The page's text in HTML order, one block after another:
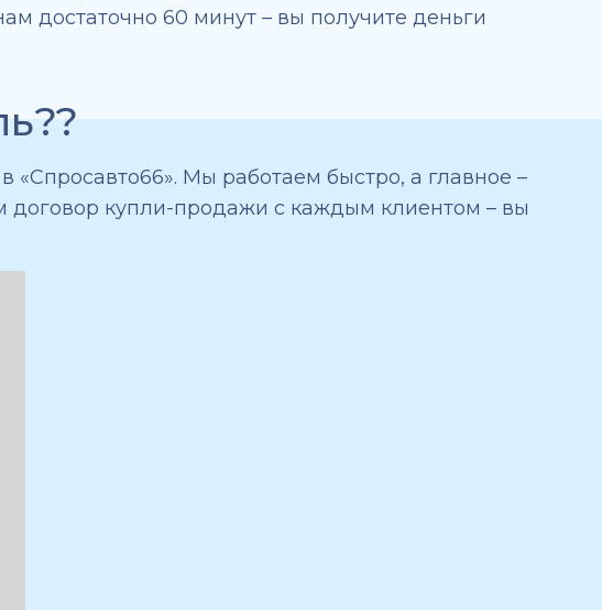
достаточно 60 минут – вы получите деньги
Мы работаем быстро, а главное –
договор купли-продажи с каждым клиентом – вы